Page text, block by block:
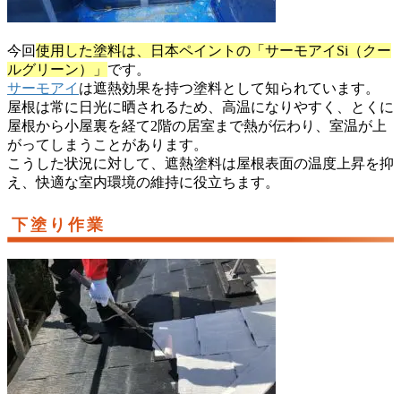
今回使用した塗料は、日本ペイントの「サーモアイSi（クー
ルグリーン）」 です。
サーモアイ は遮熱効果を持つ塗料として知られています。
屋根は常に日光に晒されるため、高温になりやすく、とくに
屋根から小屋裏を経て2階の居室まで熱が伝わり、室温が上
がってしまうことがあります。
こうした状況に対して、遮熱塗料は屋根表面の温度上昇を抑
え、快適な室内環境の維持に役立ちます。
下塗り作業